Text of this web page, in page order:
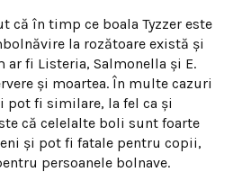
că în timp ce boala Tyzzer este
la rozătoare există și
fi Listeria, Salmonella și E.
și moartea. În multe cazuri
fi similare, la fel ca și
că celelalte boli sunt foarte
și pot fi fatale pentru copii,
persoanele bolnave.